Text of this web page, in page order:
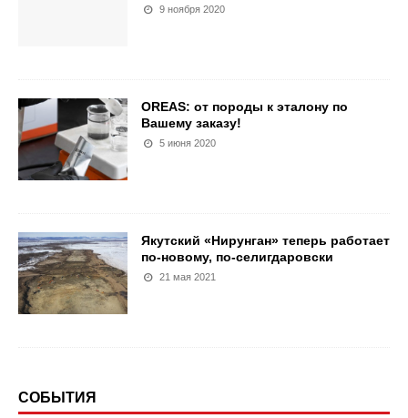
9 ноября 2020
OREAS: от породы к эталону по
Вашему заказу!
5 июня 2020
Якутский «Нирунган» теперь работает
по-новому, по-селигдаровски
21 мая 2021
СОБЫТИЯ